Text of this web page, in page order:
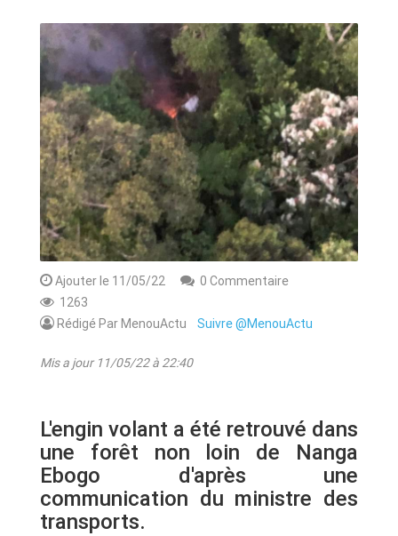
ART & CULTURE & TRADITION
ASSAINISSEMENT
BREAKING-NEWS
CAMEROUN
PLUS
Ajouter le 11/05/22
0 Commentaire
1263
Rédigé Par MenouActu Suivre @MenouActu
Mis a jour 11/05/22 à 22:40
L'engin volant a été retrouvé dans
une forêt non loin de Nanga
Ebogo d'après une
communication du ministre des
transports.